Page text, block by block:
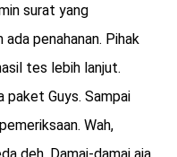
surat yang
penahanan. Pihak
tes lebih lanjut.
paket Guys. Sampai
Wah,